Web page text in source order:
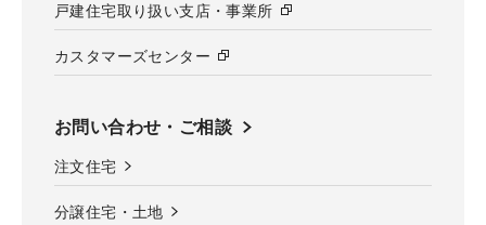
戸建住宅取り扱い支店・事業所
カスタマーズセンター
お問い合わせ・ご相談
注文住宅
分譲住宅・土地